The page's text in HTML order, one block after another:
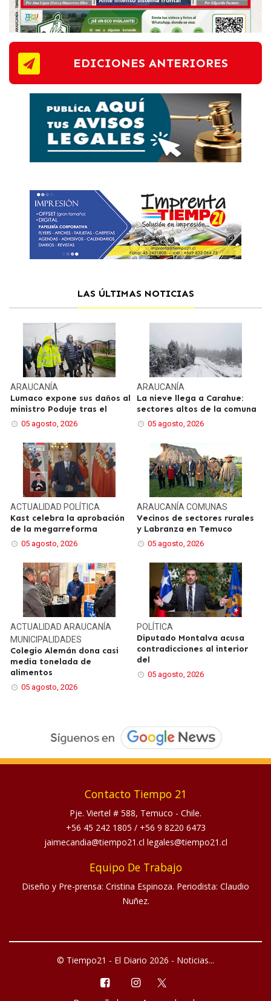
EDICIONES ANTERIORES
LAS ÚLTIMAS NOTICIAS
ARAUCANÍA
Lumaco expone sus daños al
ministro Poduje tras el
05 agosto, 2026
ARAUCANÍA
La nieve llega a Carahue:
sectores altos de la comuna
05 agosto, 2026
ACTUALIDAD POLÍTICA
Kast celebra la aprobación
de la megarreforma
05 agosto, 2026
ARAUCANÍACOMUNAS
Vecinos de sectores rurales
y Labranza en Temuco
05 agosto, 2026
ACTUALIDADARAUCANÍA
MUNICIPALIDADES
Colegio Alemán dona casi
media tonelada de
alimentos
05 agosto, 2026
POLÍTICA
Diputado Montalva acusa
contradicciones al interior
del
05 agosto, 2026
Contacto Tiempo 21
Pje. Viertel # 588, Temuco - Chile.
+56 45 242 1805 / +56 9 8220 6473
jaimecandia@tiempo21.cl legales@tiempo21.cl
Equipo De Trabajo
Diseño y Pre-prensa: Cristina Espinoza. Periodista: Claudio
Nuñez.
© Tiempo21 - El Diario 2026 - Noticias...